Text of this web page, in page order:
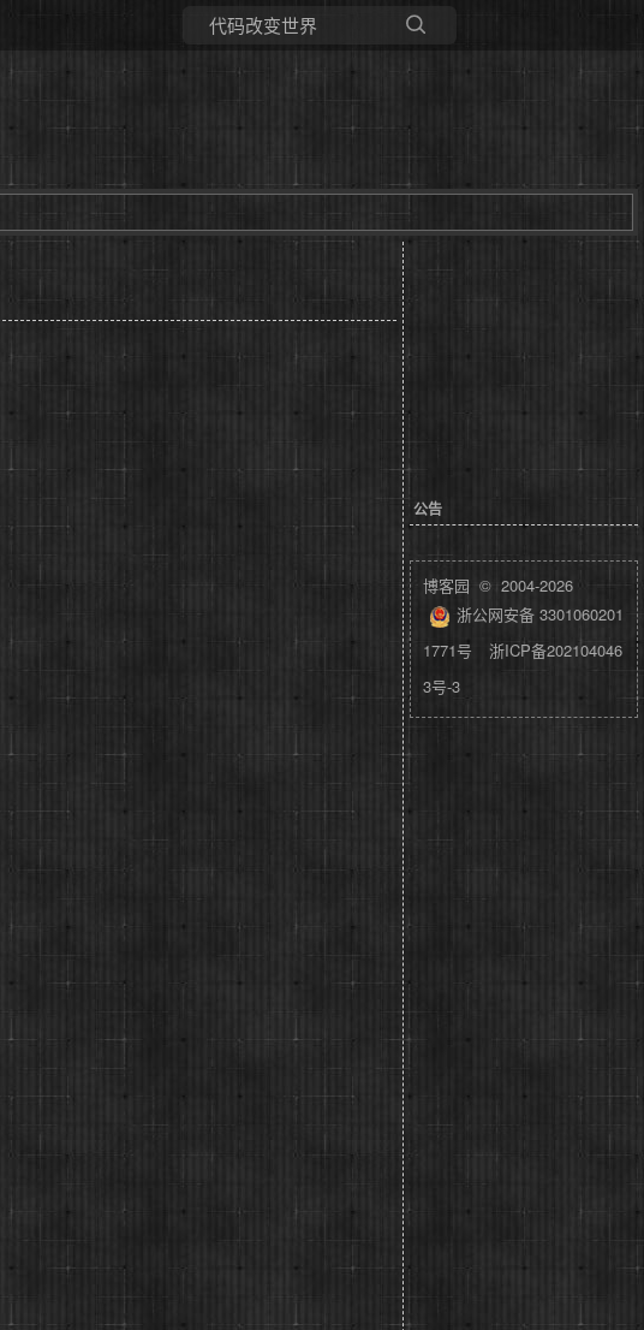
所有博客
公告
博客园 © 2004-2026
浙公网安备 3301060201
1771号
浙ICP备202104046
3号-3